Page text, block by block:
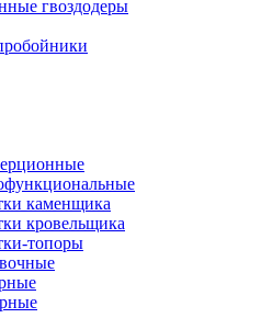
гвоздодеры
каменщика
кровельщика
топоры